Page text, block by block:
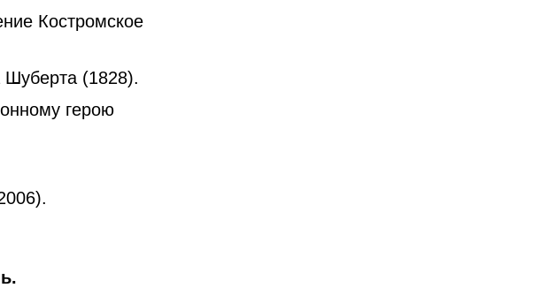
Костромское
Шуберта (1828).
герою